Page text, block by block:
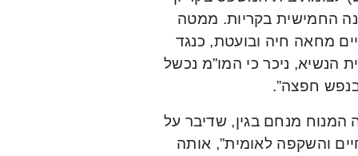
מס’ 13 בישראל ובהפגנה החמישית בקריות. ממטה
מחאה חיה ובועטת, כנגד
הנשיא, ניכר כי המו”מ נכשל
חפצה”.
המנוח מנחם בגין, שדיבר על
והשקפה לאומית”, אותה